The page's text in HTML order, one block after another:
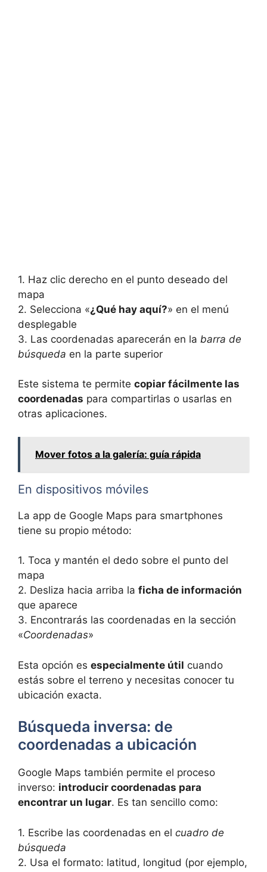
1. Haz clic derecho en el punto deseado del
mapa
2. Selecciona «¿Qué hay aquí?» en el menú
desplegable
3. Las coordenadas aparecerán en la barra de
búsqueda en la parte superior
Este sistema te permite copiar fácilmente las
coordenadas para compartirlas o usarlas en
otras aplicaciones.
Mover fotos a la galería: guía rápida
En dispositivos móviles
La app de Google Maps para smartphones
tiene su propio método:
1. Toca y mantén el dedo sobre el punto del
mapa
2. Desliza hacia arriba la ficha de información
que aparece
3. Encontrarás las coordenadas en la sección
«Coordenadas»
Esta opción es especialmente útil cuando
estás sobre el terreno y necesitas conocer tu
ubicación exacta.
Búsqueda inversa: de
coordenadas a ubicación
Google Maps también permite el proceso
inverso: introducir coordenadas para
encontrar un lugar. Es tan sencillo como:
1. Escribe las coordenadas en el cuadro de
búsqueda
2. Usa el formato: latitud, longitud (por ejemplo,